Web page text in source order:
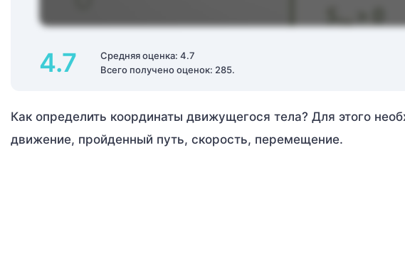
4.7
Средняя оценка: 4.7
Всего получено оценок: 285.
Как определить координаты движущегося тела? Для этого
движение, пройденный путь, скорость, перемещение.